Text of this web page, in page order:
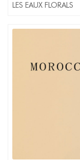
LES EAUX FLORALS